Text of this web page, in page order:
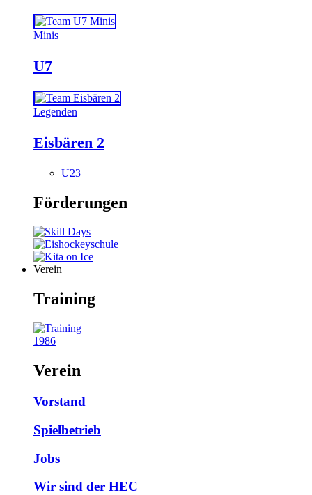
Minis
U7
Legenden
Eisbären 2
U23
Förderungen
Verein
Training
1986
Verein
Vorstand
Spielbetrieb
Jobs
Wir sind der HEC